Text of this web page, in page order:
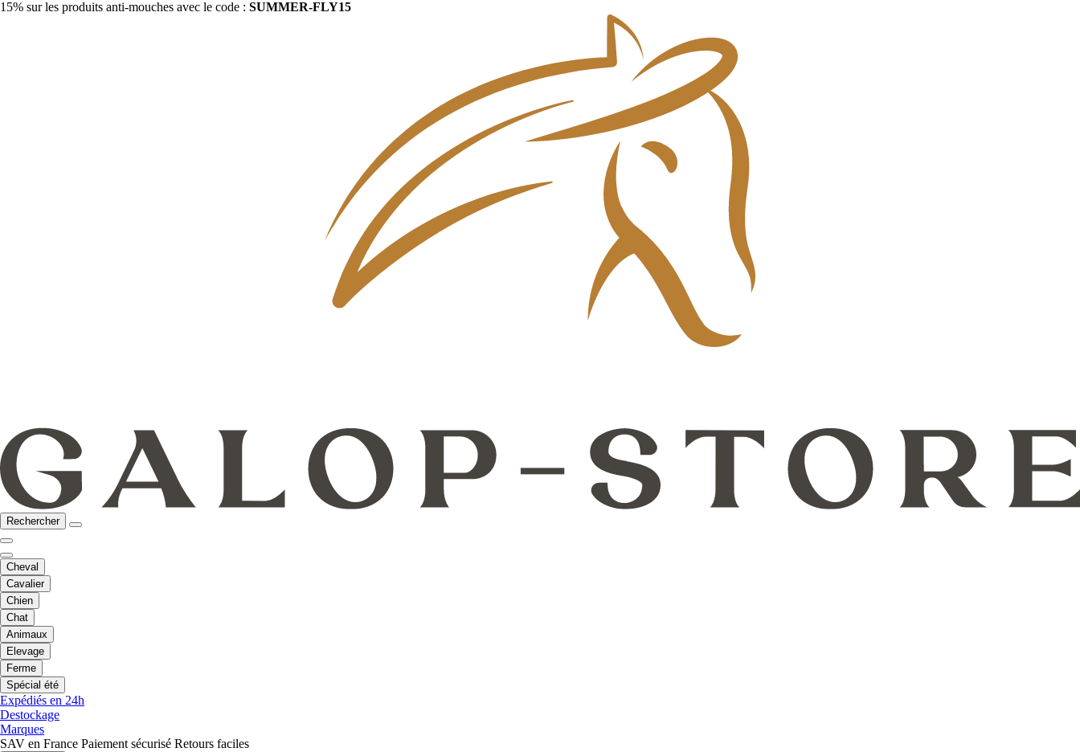
15% sur les produits anti-mouches avec le code : SUMMER-FLY15
Rechercher
Cheval
Cavalier
Chien
Chat
Animaux
Elevage
Ferme
Spécial été
Expédiés en 24h
Destockage
Marques
SAV en France Paiement sécurisé Retours faciles